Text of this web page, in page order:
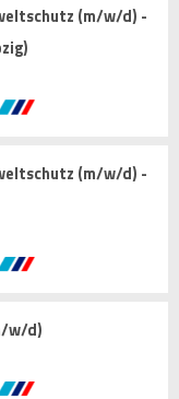
(m/w/d) -
(m/w/d) -
w/d)